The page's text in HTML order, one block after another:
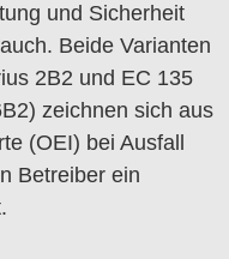
und Sicherheit
Beide Varianten
2B2 und EC 135
zeichnen sich aus
(OEI) bei Ausfall
Betreiber ein